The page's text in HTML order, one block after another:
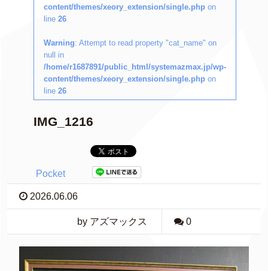
content/themes/xeory_extension/single.php on
line 26
Warning: Attempt to read property "cat_name" on
null in
/home/r1687891/public_html/systemazmax.jp/wp-
content/themes/xeory_extension/single.php on
line 26
IMG_1216
Pocket
2026.06.06
by アズマックス 0